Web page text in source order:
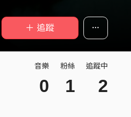
＋ 追蹤
音樂
0
粉絲
1
追蹤中
2